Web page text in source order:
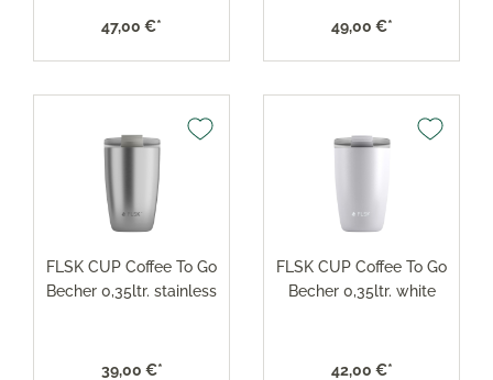
47,00 €* 49,00 €*
FLSK CUP Coffee To Go
Becher 0,35ltr. stainless
39,00 €*
FLSK CUP Coffee To Go
Becher 0,35ltr. white
42,00 €*